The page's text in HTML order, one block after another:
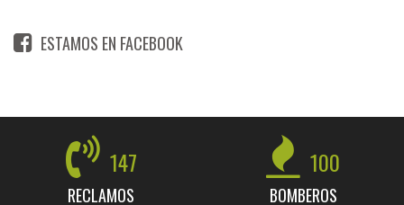
ESTAMOS EN FACEBOOK
147
RECLAMOS
100
BOMBEROS